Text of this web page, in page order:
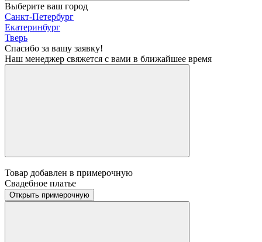
Выберите ваш город
Санкт-Петербург
Екатеринбург
Тверь
Спасибо за вашу заявку!
Наш менеджер свяжется с вами в ближайшее время
Товар добавлен в примерочную
Свадебное платье
Открыть примерочную